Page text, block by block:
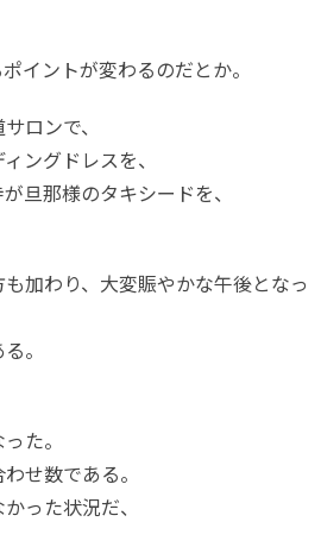
イントが変わるのだとか。
ロンで、
ングドレスを、
旦那様のタキシードを、
加わり、大変賑やかな午後となっ
。
た。
せ数である。
った状況だ、